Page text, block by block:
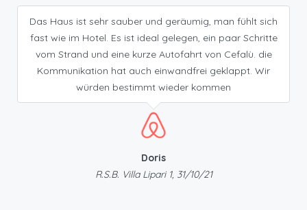
Das Haus ist sehr sauber und geräumig, man fühlt sich
fast wie im Hotel. Es ist ideal gelegen, ein paar Schritte
vom Strand und eine kurze Autofahrt von Cefalù. die
Kommunikation hat auch einwandfrei geklappt. Wir
würden bestimmt wieder kommen
Doris
R.S.B. Villa Lipari 1, 31/10/21